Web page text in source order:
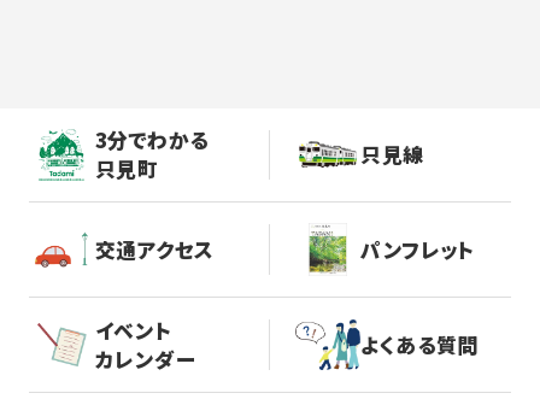
3分でわかる
只見町
只見線
交通アクセス パンフレット
イベント
カレンダー
よくある質問